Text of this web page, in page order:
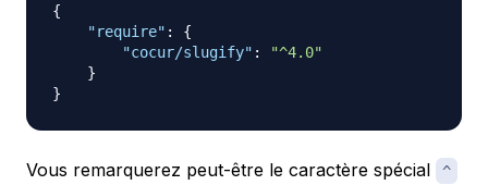
{
"require" :
{
"cocur/slugify" :
"^4.0"
}
}
Vous remarquerez peut-être le caractère spécial ^